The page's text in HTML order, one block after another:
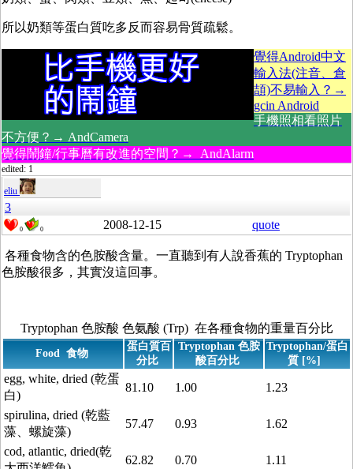
所以奶類等蛋白質吃多反而容易骨質疏鬆。
覺得Android中文
輸入法(注音、倉
頡)不易輸入？→
gcin Android
手機照相看照片
不方便？→ AndCamera
覺得鬧鐘/行事曆有改進的空間？→ AndAlarm
edited: 1
eliu
3
0 0 2008-12-15 quote
各種食物含的色胺酸含量。一直聽到有人說香蕉的 Tryptophan
色胺酸很多，其實沒這回事。
Tryptophan 色胺酸 色氨酸 (Trp) 在各種食物的重量百分比
Food 食物
蛋白質百
分比
Tryptophan 色胺
酸百分比
Tryptophan/蛋白
質 [%]
egg, white, dried (乾蛋
白)
81.10 1.00 1.23
spirulina, dried (乾藍
藻、螺旋藻)
57.47 0.93 1.62
cod, atlantic, dried(乾
62.82 0.70 1.11